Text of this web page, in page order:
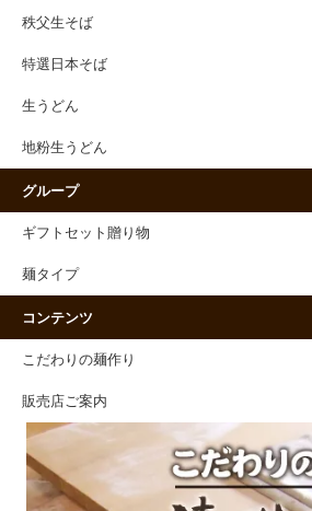
秩父生そば
特選日本そば
生うどん
地粉生うどん
グループ
ギフトセット贈り物
麺タイプ
コンテンツ
こだわりの麺作り
販売店ご案内